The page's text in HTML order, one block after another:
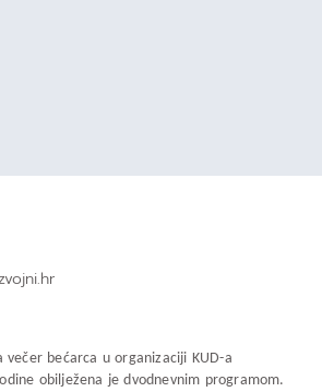
večer bećarca u organizaciji KUD-a
obilježena je dvodnevnim programom.